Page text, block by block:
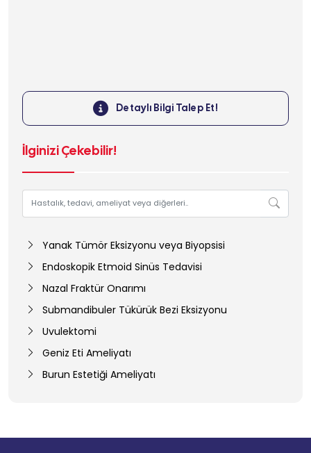
Detaylı Bilgi Talep Et!
İlginizi Çekebilir!
Yanak Tümör Eksizyonu veya Biyopsisi
Endoskopik Etmoid Sinüs Tedavisi
Nazal Fraktür Onarımı
Submandibuler Tükürük Bezi Eksizyonu
Uvulektomi
Geniz Eti Ameliyatı
Burun Estetiği Ameliyatı